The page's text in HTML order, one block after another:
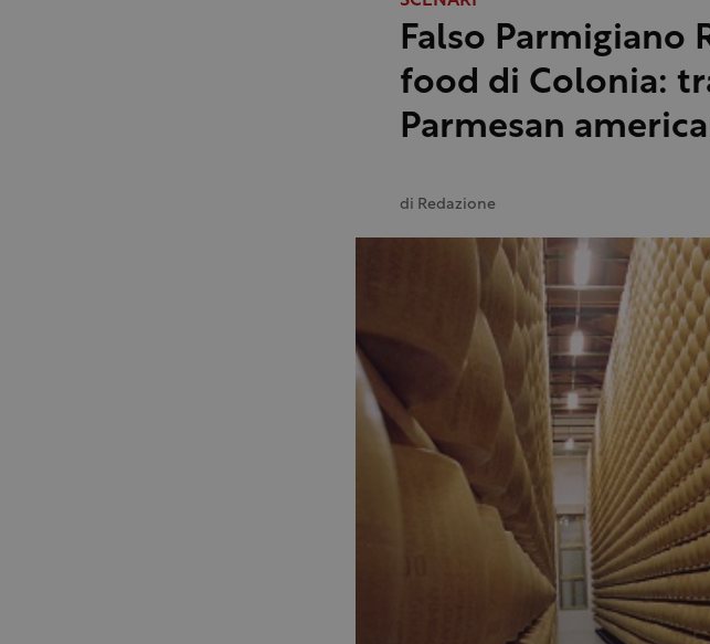
Falso Parmigiano
food di Colonia:
Parmesan
di Redazione